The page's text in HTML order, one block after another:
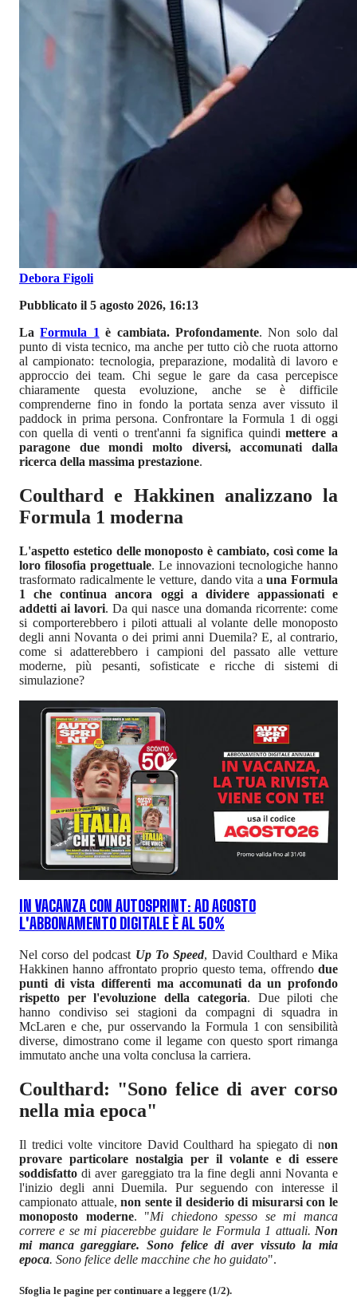
Debora Figoli
Pubblicato il 5 agosto 2026, 16:13
LaFormula 1 è cambiata. Profondamente. Non solo dal
punto di vista tecnico, ma anche per tutto ciò che ruota attorno
al campionato: tecnologia, preparazione, modalità di lavoro e
approccio dei team. Chi segue le gare da casa percepisce
chiaramente questa evoluzione, anche se è difficile
comprenderne fino in fondo la portata senza aver vissuto il
paddock in prima persona. Confrontare la Formula 1 di oggi
con quella di venti o trent'anni fa significa quindimettere a
paragone due mondi molto diversi, accomunati dalla
ricerca della massima prestazione.
Coulthard e Hakkinen analizzano la
Formula 1 moderna
L'aspetto estetico delle monoposto è cambiato, così come la
loro filosofia progettuale. Le innovazioni tecnologiche hanno
trasformato radicalmente le vetture, dando vita auna Formula
1 che continua ancora oggi a dividere appassionati e
addetti ai lavori. Da qui nasce una domanda ricorrente: come
si comporterebbero i piloti attuali al volante delle monoposto
degli anni Novanta o dei primi anni Duemila? E, al contrario,
come si adatterebbero i campioni del passato alle vetture
moderne, più pesanti, sofisticate e ricche di sistemi di
simulazione?
IN VACANZA CON AUTOSPRINT: AD AGOSTO
L'ABBONAMENTO DIGITALE È AL 50%
Nel corso del podcast Up To Speed, David Coulthard e Mika
Hakkinen hanno affrontato proprio questo tema, offrendo due
punti di vista differenti ma accomunati da un profondo
rispetto per l'evoluzione della categoria. Due piloti che
hanno condiviso sei stagioni da compagni di squadra in
McLaren e che, pur osservando la Formula 1 con sensibilità
diverse, dimostrano come il legame con questo sport rimanga
immutato anche una volta conclusa la carriera.
Coulthard: "Sono felice di aver corso
nella mia epoca"
Il tredici volte vincitore David Coulthard ha spiegato di non
provare particolare nostalgia per il volante e di essere
soddisfattodi aver gareggiato tra la fine degli anni Novanta e
l'inizio degli anni Duemila. Pur seguendo con interesse il
campionato attuale,non sente il desiderio di misurarsi con le
monoposto moderne. "Mi chiedono spesso se mi manca
correre e se mi piacerebbe guidare le Formula 1 attuali. Non
mi manca gareggiare. Sono felice di aver vissuto la mia
epoca. Sono felice delle macchine che ho guidato".
Sfoglia le pagine per continuare a leggere (1/2).